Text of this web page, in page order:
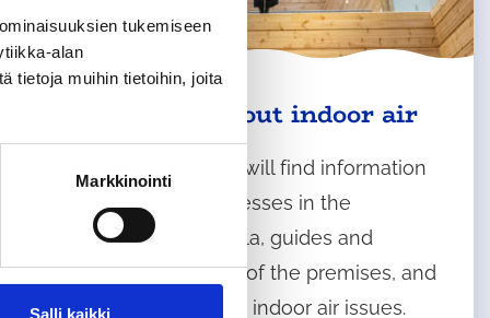
tukemiseen
alan
tietoja muihin tietoihin, joita
Markkinointi
Salli kaikki
Information about indoor air
On these pages, you will find information
about indoor air processes in the
municipality of Tuusula, guides and
instructions for users of the premises, and
useful links related to indoor air issues.